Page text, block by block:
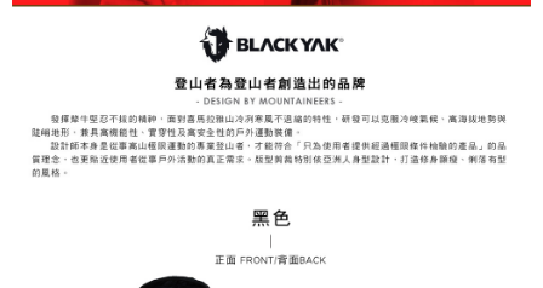
恩沛科技股份有限公司將有權停止該用戶之使用額度並採取法律行動。